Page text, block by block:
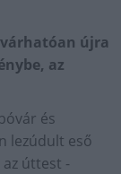
újra
az
és
lezúdult eső
úttest -